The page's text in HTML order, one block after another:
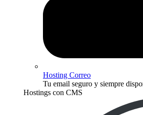
Hosting Correo
Tu email seguro y siempre
Hostings con CMS